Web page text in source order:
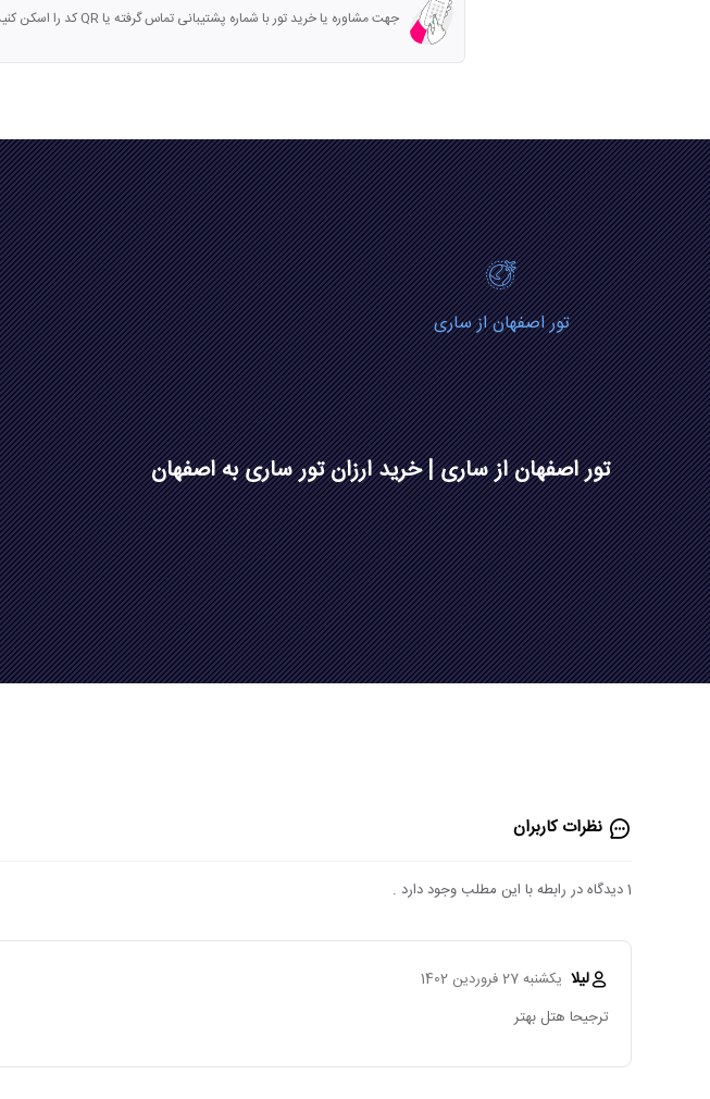
جهت مشاوره یا خرید تور با شماره پشتیبانی تماس گرفته یا QR کد را اسکن کنید.
تور اصفهان از ساری
تور اصفهان از ساری | خرید ارزان تور ساری به اصفهان
نظرات کاربران
1 دیدگاه در رابطه با این مطلب وجود دارد .
لیلا یکشنبه 27 فروردین 1402
ترجیحا هتل بهتر